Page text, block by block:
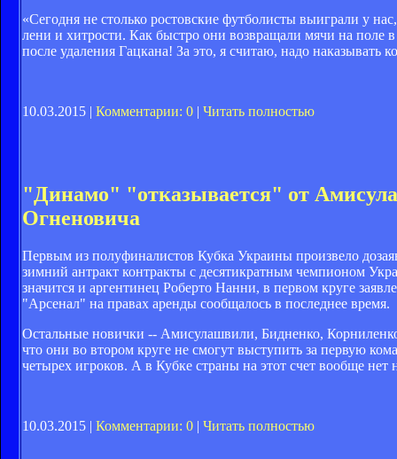
«Сегодня не столько ростовские футболисты выиграли у
лени и хитрости. Как быстро они возвращали мячи на поле
после удаления Гацкана! За это, я считаю, надо наказывать
10.03.2015 | Комментарии: 0 | Читать полностью
"Динамо" "отказывается" от
Огненовича
Первым из полуфиналистов Кубка Украины произвело
зимний антракт контракты с десятикратным чемпионом
значится и аргентинец Роберто Нанни, в первом круге
"Арсенал" на правах аренды сообщалось в последнее время.
Остальные новички -- Амисулашвили, Бидненко,
что они во втором круге не смогут выступить за первую
четырех игроков. А в Кубке страны на этот счет вообще нет
10.03.2015 | Комментарии: 0 | Читать полностью